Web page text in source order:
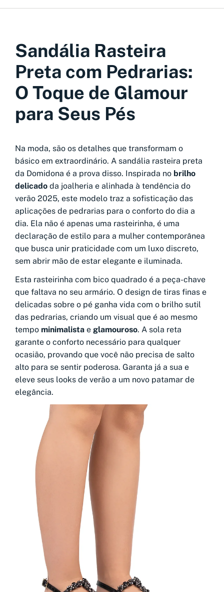
Sandália Rasteira
Preta com Pedrarias:
O Toque de Glamour
para Seus Pés
Na moda, são os detalhes que transformam o
básico em extraordinário. A sandália rasteira preta
da Domidona é a prova disso. Inspirada no brilho
delicado da joalheria e alinhada à tendência do
verão 2025, este modelo traz a sofisticação das
aplicações de pedrarias para o conforto do dia a
dia. Ela não é apenas uma rasteirinha, é uma
declaração de estilo para a mulher contemporânea
que busca unir praticidade com um luxo discreto,
sem abrir mão de estar elegante e iluminada.
Esta rasteirinha com bico quadrado é a peça-chave
que faltava no seu armário. O design de tiras finas e
delicadas sobre o pé ganha vida com o brilho sutil
das pedrarias, criando um visual que é ao mesmo
tempo minimalista e glamouroso. A sola reta
garante o conforto necessário para qualquer
ocasião, provando que você não precisa de salto
alto para se sentir poderosa. Garanta já a sua e
eleve seus looks de verão a um novo patamar de
elegância.